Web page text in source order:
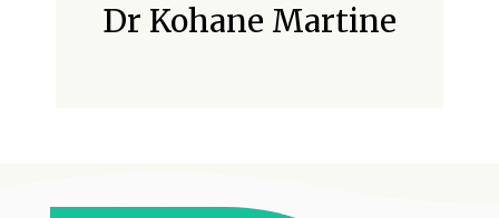
Dr Kohane Martine